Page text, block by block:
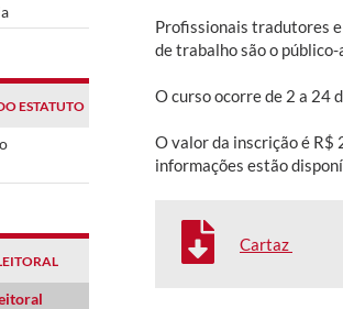
ESTATUTO
Profissionais tradutores
de trabalho são o
O curso ocorre de 2 a 24
O valor da inscrição é R$
informações estão
Cartaz